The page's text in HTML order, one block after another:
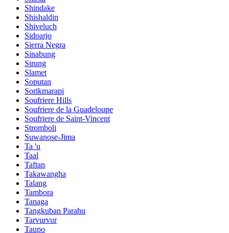
Shindake
Shishaldin
Shiveluch
Sidoarjo
Sierra Negra
Sinabung
Sirung
Slamet
Soputan
Sorikmarapi
Soufriere Hills
Soufriere de la Guadeloupe
Soufriere de Saint-Vincent
Stromboli
Suwanose-Jima
Ta 'u
Taal
Taftan
Takawangha
Talang
Tambora
Tanaga
Tangkuban Parahu
Tarvurvur
Taupo